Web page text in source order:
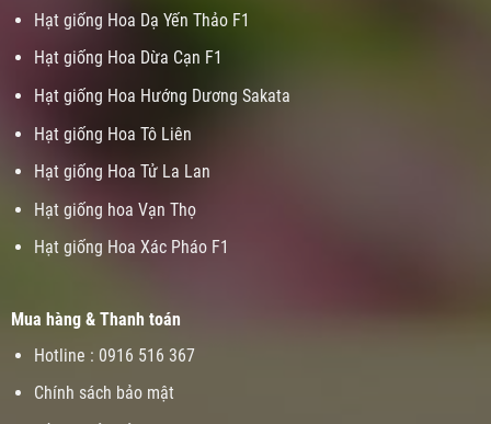
Hạt giống Hoa Dạ Yến Thảo F1
Hạt giống Hoa Dừa Cạn F1
Hạt giống Hoa Hướng Dương Sakata
Hạt giống Hoa Tô Liên
Hạt giống Hoa Tử La Lan
Hạt giống hoa Vạn Thọ
Hạt giống Hoa Xác Pháo F1
Mua hàng & Thanh toán
Hotline : 0916 516 367
Chính sách bảo mật